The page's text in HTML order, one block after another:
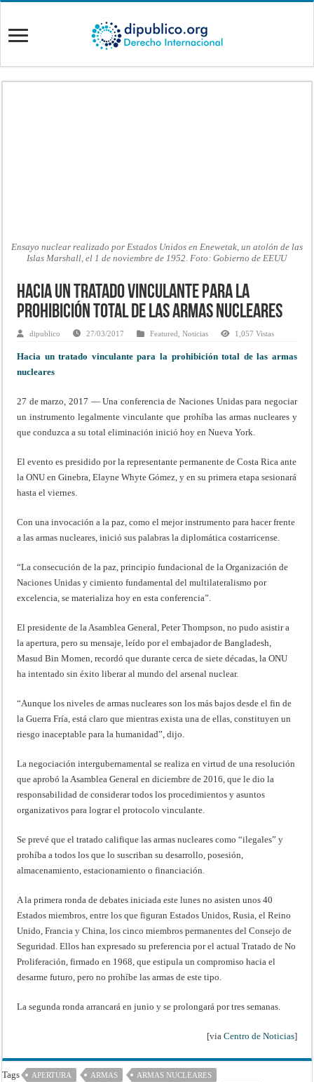
Ensayo nuclear realizado por Estados Unidos en Enewetak, un atolón de las
Islas Marshall, el 1 de noviembre de 1952. Foto: Gobierno de EEUU
Hacia un tratado vinculante para la
prohibición total de las armas nucleares
dipublico 27/03/2017 Featured,Noticias 1,057 Vistas
Hacia un tratado vinculante para la prohibición total de las armas
nucleares
27 de marzo, 2017 — Una conferencia de Naciones Unidas para negociar
un instrumento legalmente vinculante que prohíba las armas nucleares y
que conduzca a su total eliminación inició hoy en Nueva York.
El evento es presidido por la representante permanente de Costa Rica ante
la ONU en Ginebra, Elayne Whyte Gómez, y en su primera etapa sesionará
hasta el viernes.
Con una invocación a la paz, como el mejor instrumento para hacer frente
a las armas nucleares, inició sus palabras la diplomática costarricense.
“La consecución de la paz, principio fundacional de la Organización de
Naciones Unidas y cimiento fundamental del multilateralismo por
excelencia, se materializa hoy en esta conferencia”.
El presidente de la Asamblea General, Peter Thompson, no pudo asistir a
la apertura, pero su mensaje, leído por el embajador de Bangladesh,
Masud Bin Momen, recordó que durante cerca de siete décadas, la ONU
ha intentado sin éxito liberar al mundo del arsenal nuclear.
“Aunque los niveles de armas nucleares son los más bajos desde el fin de
la Guerra Fría, está claro que mientras exista una de ellas, constituyen un
riesgo inaceptable para la humanidad”, dijo.
La negociación intergubernamental se realiza en virtud de una resolución
que aprobó la Asamblea General en diciembre de 2016, que le dio la
responsabilidad de considerar todos los procedimientos y asuntos
organizativos para lograr el protocolo vinculante.
Se prevé que el tratado califique las armas nucleares como “ilegales” y
prohíba a todos los que lo suscriban su desarrollo, posesión,
almacenamiento, estacionamiento o financiación.
A la primera ronda de debates iniciada este lunes no asisten unos 40
Estados miembros, entre los que figuran Estados Unidos, Rusia, el Reino
Unido, Francia y China, los cinco miembros permanentes del Consejo de
Seguridad. Ellos han expresado su preferencia por el actual Tratado de No
Proliferación, firmado en 1968, que estipula un compromiso hacia el
desarme futuro, pero no prohíbe las armas de este tipo.
La segunda ronda arrancará en junio y se prolongará por tres semanas.
[via Centro de Noticias]
Tags APERTURA ARMAS
ARMAS NUCLEARES